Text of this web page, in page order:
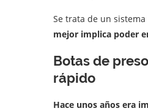
Se trata de un
mejor implica poder
Botas de
rápido
Hace unos años era